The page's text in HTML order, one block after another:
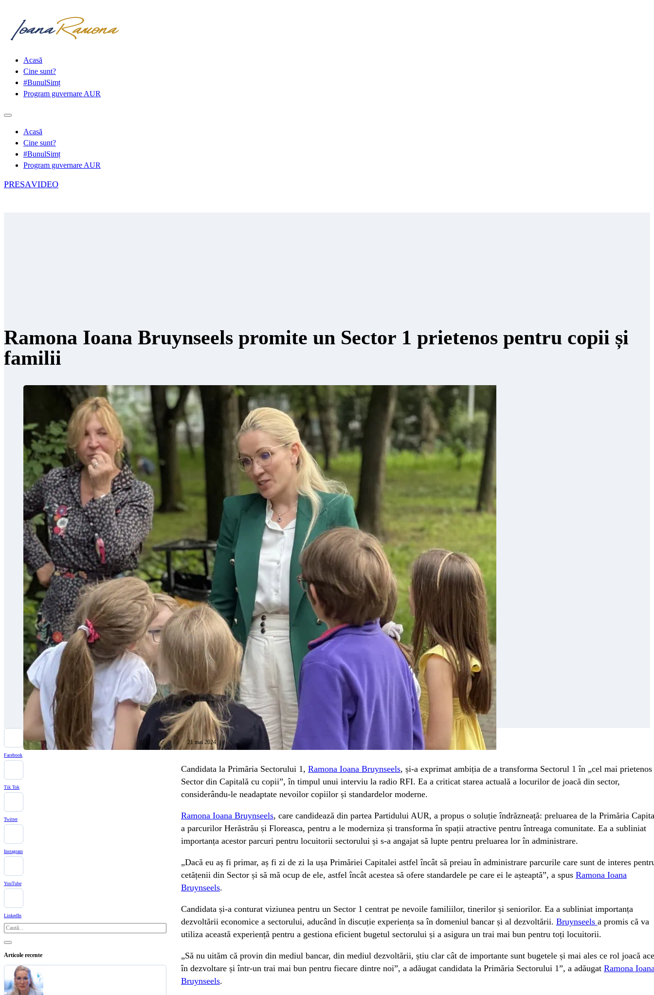
Acasă
Cine sunt?
#BunulSimț
Program guvernare AUR
Acasă
Cine sunt?
#BunulSimț
Program guvernare AUR
PRESAVIDEO
Ramona Ioana Bruynseels promite un Sector 1 prietenos pentru copii și
familii
21 mai 2024
Candidata la Primăria Sectorului 1, Ramona Ioana Bruynseels, și-a exprimat ambiția de a transforma Sectorul 1 în „cel mai prietenos
Sector din Capitală cu copii”, în timpul unui interviu la radio RFI. Ea a criticat starea actuală a locurilor de joacă din sector,
considerându-le neadaptate nevoilor copiilor și standardelor moderne.
Ramona Ioana Bruynseels, care candidează din partea Partidului AUR, a propus o soluție îndrăzneață: preluarea de la Primăria
a parcurilor Herăstrău și Floreasca, pentru a le moderniza și transforma în spații atractive pentru întreaga comunitate. Ea a subliniat
importanța acestor parcuri pentru locuitorii sectorului și s-a angajat să lupte pentru preluarea lor în administrare.
„Dacă eu aș fi primar, aș fi zi de zi la ușa Primăriei Capitalei astfel încât să preiau în administrare parcurile care sunt de interes
cetățenii din Sector și să mă ocup de ele, astfel încât acestea să ofere standardele pe care ei le așteaptă”, a spus Ramona Ioana
Bruynseels.
Candidata și-a conturat viziunea pentru un Sector 1 centrat pe nevoile familiilor, tinerilor și seniorilor. Ea a subliniat importanța
dezvoltării economice a sectorului, aducând în discuție experiența sa în domeniul bancar și al dezvoltării. Bruynseels a promis că va
utiliza această experiență pentru a gestiona eficient bugetul sectorului și a asigura un trai mai bun pentru toți locuitorii.
„Să nu uităm că provin din mediul bancar, din mediul dezvoltării, știu clar cât de importante sunt bugetele și mai ales ce rol joacă
în dezvoltare și într-un trai mai bun pentru fiecare dintre noi”, a adăugat candidata la Primăria Sectorului 1”, a adăugat Ramona
Bruynseels.
Facebook
Tik Tok
Twitter
Instagram
YouTube
LinkedIn
Caută
Articole recente